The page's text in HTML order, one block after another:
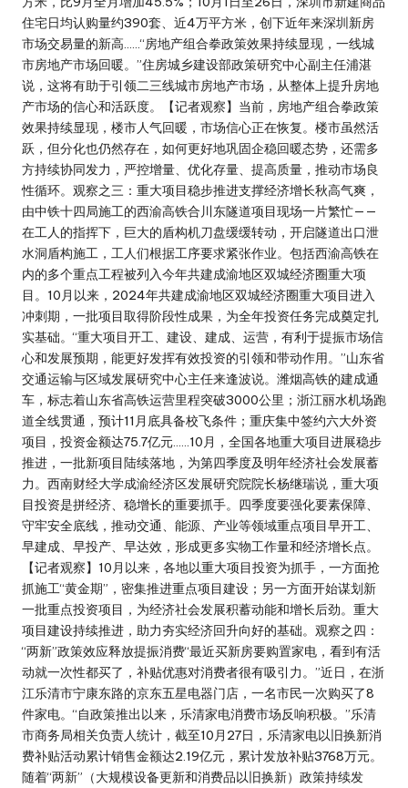
住宅日均认购量约390套、近4万平方米，创下近年来深圳新房
市场交易量的新高……“房地产组合拳政策效果持续显现，一线城
市房地产市场回暖。”住房城乡建设部政策研究中心副主任浦湛
说，这将有助于引领二三线城市房地产市场，从整体上提升房地
产市场的信心和活跃度。【记者观察】当前，房地产组合拳政策
效果持续显现，楼市人气回暖，市场信心正在恢复。楼市虽然活
跃，但分化也仍然存在，如何更好地巩固企稳回暖态势，还需多
方持续协同发力，严控增量、优化存量、提高质量，推动市场良
性循环。观察之三：重大项目稳步推进支撑经济增长秋高气爽，
由中铁十四局施工的西渝高铁合川东隧道项目现场一片繁忙——
在工人的指挥下，巨大的盾构机刀盘缓缓转动，开启隧道出口泄
水洞盾构施工，工人们根据工序要求紧张作业。包括西渝高铁在
内的多个重点工程被列入今年共建成渝地区双城经济圈重大项
目。10月以来，2024年共建成渝地区双城经济圈重大项目进入
冲刺期，一批项目取得阶段性成果，为全年投资任务完成奠定扎
实基础。“重大项目开工、建设、建成、运营，有利于提振市场信
心和发展预期，能更好发挥有效投资的引领和带动作用。”山东省
交通运输与区域发展研究中心主任来逢波说。潍烟高铁的建成通
车，标志着山东省高铁运营里程突破3000公里；浙江丽水机场跑
道全线贯通，预计11月底具备校飞条件；重庆集中签约六大外资
项目，投资金额达75.7亿元……10月，全国各地重大项目进展稳步
推进，一批新项目陆续落地，为第四季度及明年经济社会发展蓄
力。西南财经大学成渝经济区发展研究院院长杨继瑞说，重大项
目投资是拼经济、稳增长的重要抓手。四季度要强化要素保障、
守牢安全底线，推动交通、能源、产业等领域重点项目早开工、
早建成、早投产、早达效，形成更多实物工作量和经济增长点。
【记者观察】10月以来，各地以重大项目投资为抓手，一方面抢
抓施工“黄金期”，密集推进重点项目建设；另一方面开始谋划新
一批重点投资项目，为经济社会发展积蓄动能和增长后劲。重大
项目建设持续推进，助力夯实经济回升向好的基础。观察之四：
“两新”政策效应释放提振消费“最近买新房要购置家电，看到有活
动就一次性都买了，补贴优惠对消费者很有吸引力。”近日，在浙
江乐清市宁康东路的京东五星电器门店，一名市民一次购买了8
件家电。“自政策推出以来，乐清家电消费市场反响积极。”乐清
市商务局相关负责人统计，截至10月27日，乐清家电以旧换新消
费补贴活动累计销售金额达2.19亿元，累计发放补贴3768万元。
随着“两新”（大规模设备更新和消费品以旧换新）政策持续发